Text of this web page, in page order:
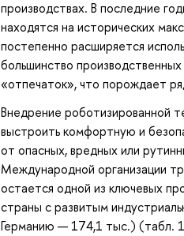
производствах. В последние
находятся на исторических
постепенно расширяется
большинство
«отпечаток», что порождает
Внедрение роботизированной
выстроить комфортную и
от опасных, вредных или
Международной организации
остается одной из ключевых
страны с развитым
Германию — 174,1 тыс.) (табл.